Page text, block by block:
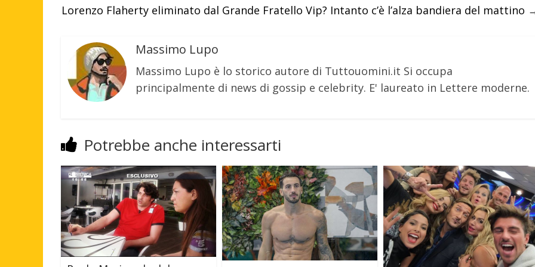
Lorenzo Flaherty eliminato dal Grande Fratello Vip? Intanto c’è l’alza bandiera del mattino
Massimo Lupo
Massimo Lupo è lo storico autore di Tuttouomini.it Si occupa
principalmente di news di gossip e celebrity. E' laureato in Lettere moderne.
Potrebbe anche interessarti